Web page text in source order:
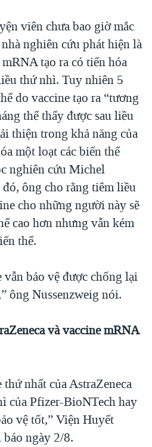
viên chưa bao giờ mắc
nghiên cứu phát hiện là
tạo ra có tiến hóa
thứ nhì. Tuy nhiên 5
do vaccine tạo ra “tương
thể thấy được sau liều
thiện trong khả năng của
một loạt các biến thể
nghiên cứu Michel
ông cho rằng tiêm liều
cho những người này sẽ
cao hơn nhưng vẫn kém
thể.
vẫn bảo vệ được chống lại
ông Nussenzweig nói.
và vaccine mRNA
nhất của AstraZeneca
của Pfizer-BioNTech hay
vệ tốt,” Viện Huyết
ngày 2/8.